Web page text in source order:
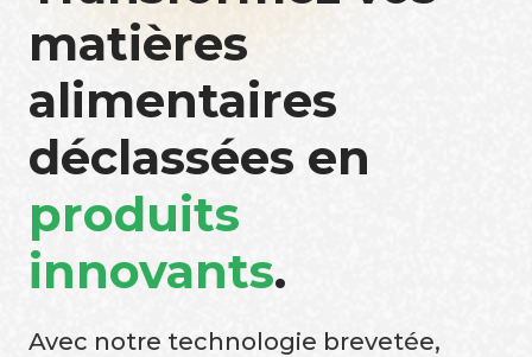
matières
alimentaires
déclassées en
produits
innovants.
Avec notre technologie brevetée,